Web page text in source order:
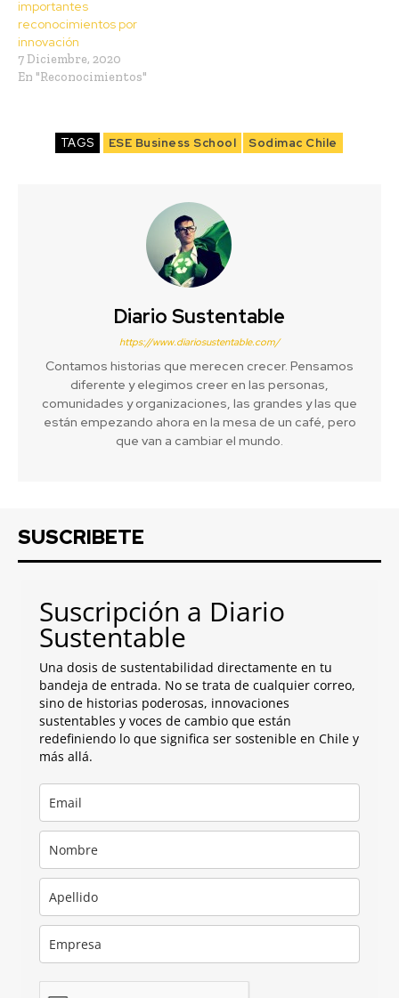
importantes
reconocimientos por
innovación
7 Diciembre, 2020
En "Reconocimientos"
TAGS ESE Business School Sodimac Chile
Diario Sustentable
https://www.diariosustentable.com/
Contamos historias que merecen crecer. Pensamos
diferente y elegimos creer en las personas,
comunidades y organizaciones, las grandes y las que
están empezando ahora en la mesa de un café, pero
que van a cambiar el mundo.
SUSCRIBETE
Suscripción a Diario
Sustentable
Una dosis de sustentabilidad directamente en tu
bandeja de entrada. No se trata de cualquier correo,
sino de historias poderosas, innovaciones
sustentables y voces de cambio que están
redefiniendo lo que significa ser sostenible en Chile y
más allá.